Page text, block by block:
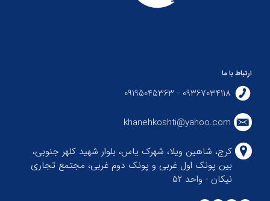
ارتباط با ما
09367034118 - 09195045363
khanehkoshti@yahoo.com
کرج، شاهین ویلا، شهرک یاس، بلوار شهید کلهر جنوبی،
بین پونک اول غربی و پونک دوم غربی، مجتمع تجاری
نیکان - واحد ۵۲